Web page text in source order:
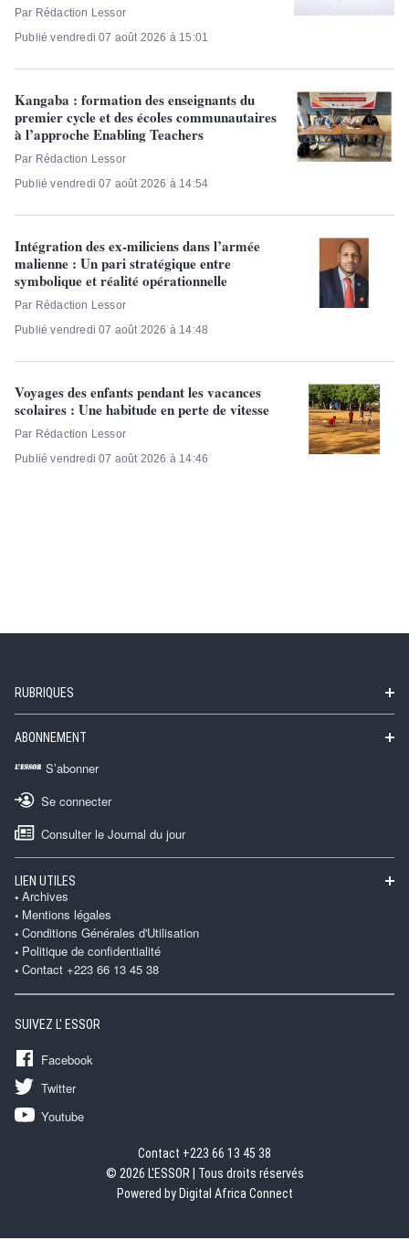
Par Rédaction Lessor
Publié vendredi 07 août 2026 à 15:01
Kangaba : formation des enseignants du
premier cycle et des écoles communautaires
à l’approche Enabling Teachers
Par Rédaction Lessor
Publié vendredi 07 août 2026 à 14:54
Intégration des ex-miliciens dans l’armée
malienne : Un pari stratégique entre
symbolique et réalité opérationnelle
Par Rédaction Lessor
Publié vendredi 07 août 2026 à 14:48
Voyages des enfants pendant les vacances
scolaires : Une habitude en perte de vitesse
Par Rédaction Lessor
Publié vendredi 07 août 2026 à 14:46
RUBRIQUES
ABONNEMENT
S’abonner
Se connecter
Consulter le Journal du jour
LIEN UTILES
Archives
Mentions légales
Conditions Générales d'Utilisation
Politique de confidentialité
Contact +223 66 13 45 38
SUIVEZ L' ESSOR
Facebook
Twitter
Youtube
Contact +223 66 13 45 38
© 2026 L'ESSOR | Tous droits réservés
Powered by Digital Africa Connect